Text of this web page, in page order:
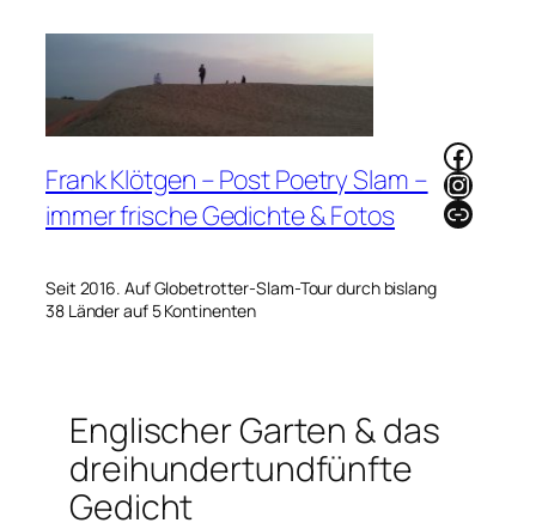
Frank Klötgen – Post Poetry Slam –
immer frische Gedichte & Fotos
Seit 2016. Auf Globetrotter-Slam-Tour durch bislang
38 Länder auf 5 Kontinenten
Link
Englischer Garten & das
dreihundertundfünfte
Gedicht